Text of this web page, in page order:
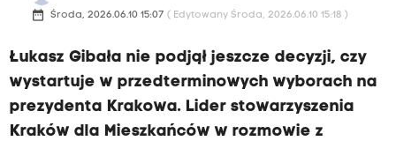
date_range Środa, 2026.06.10 15:07 ( Edytowany Środa, 2026.06.10 15:18 )
Łukasz Gibała nie podjął jeszcze decyzji, czy
wystartuje w przedterminowych wyborach na
prezydenta Krakowa. Lider stowarzyszenia
Kraków dla Mieszkańców w rozmowie z